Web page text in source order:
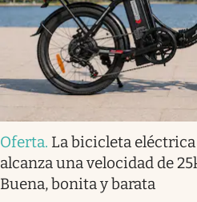
Oferta. La bicicleta
alcanza una velocidad de
Buena, bonita y barata